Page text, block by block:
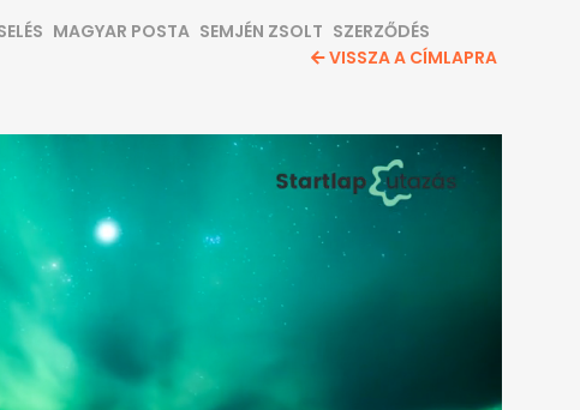
MAGYAR POSTA SEMJÉN ZSOLT SZERZŐDÉS
VISSZA A CÍMLAPRA